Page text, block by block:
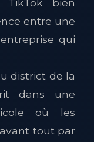
TikTok bien
entre une
qui
district de la
dans une
où les
tout par